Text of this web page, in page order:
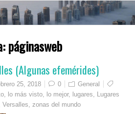
páginasweb
(Algunas efemérides)
25, 2018 0
General
lo más visto lo mejor, lugares
Lugares
,Versalles zonas del mundo